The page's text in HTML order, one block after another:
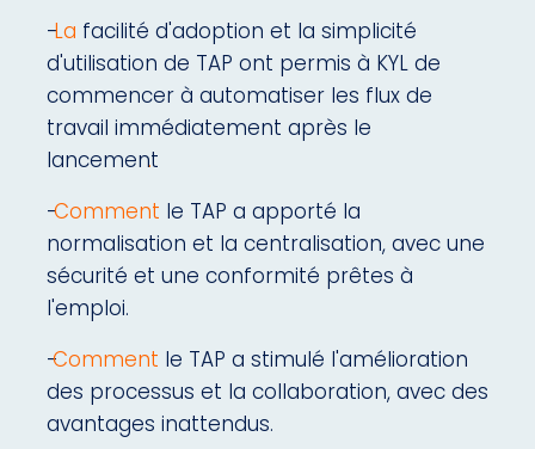
-La facilité d'adoption et la simplicité
d'utilisation de TAP ont permis à KYL de
commencer à automatiser les flux de
travail immédiatement après le
lancement
.
-Comment le TAP a apporté la
normalisation et la centralisation, avec une
sécurité et une conformité prêtes à
l'emploi.
-
Comment le TAP a stimulé l'amélioration
des processus et la collaboration, avec des
avantages inattendus.